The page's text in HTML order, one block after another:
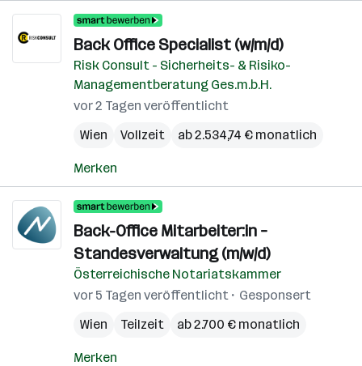
Back Office Specialist (w/m/d)
Risk Consult - Sicherheits- & Risiko-
Managementberatung Ges.m.b.H.
vor 2 Tagen veröffentlicht
Wien
Vollzeit ab 2.534,74 € monatlich
Merken
Back-Office Mitarbeiter:in –
Standesverwaltung (m/w/d)
Österreichische Notariatskammer
vor 5 Tagen veröffentlicht
Gesponsert
Wien
Teilzeit ab 2.700 € monatlich
Merken